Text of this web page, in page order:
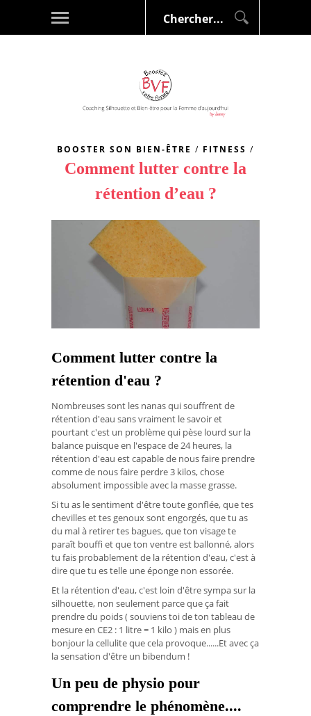
BOOSTER SON BIEN-ÊTRE / FITNESS /
Comment lutter contre la
rétention d’eau ?
Comment lutter contre la
rétention d'eau ?
Nombreuses sont les nanas qui souffrent de
rétention d'eau sans vraiment le savoir et
pourtant c'est un problème qui pèse lourd sur la
balance puisque en l'espace de 24 heures, la
rétention d'eau est capable de nous faire prendre
comme de nous faire perdre 3 kilos, chose
absolument impossible avec la masse grasse.
Si tu as le sentiment d'être toute gonflée, que tes
chevilles et tes genoux sont engorgés, que tu as
du mal à retirer tes bagues, que ton visage te
paraît bouffi et que ton ventre est ballonné, alors
tu fais probablement de la rétention d'eau, c'est à
dire que tu es telle une éponge non essorée.
Et la rétention d'eau, c'est loin d'être sympa sur la
silhouette, non seulement parce que ça fait
prendre du poids ( souviens toi de ton tableau de
mesure en CE2 : 1 litre = 1 kilo ) mais en plus
bonjour la cellulite que cela provoque......Et avec ça
la sensation d'être un bibendum !
Un peu de physio pour
comprendre le phénomène....